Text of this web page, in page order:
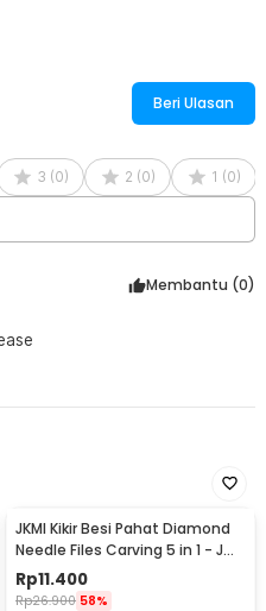
Mat Alas Potong Anti Slip A4
Beri Ulasan
3 (0) 2 (0) 1 (0)
Membantu (0)
JKMI Kikir Besi Pahat Diamond
Needle Files Carving 5 in 1 - JM-
FL1-1
Rp11.400
Rp26.900 58%